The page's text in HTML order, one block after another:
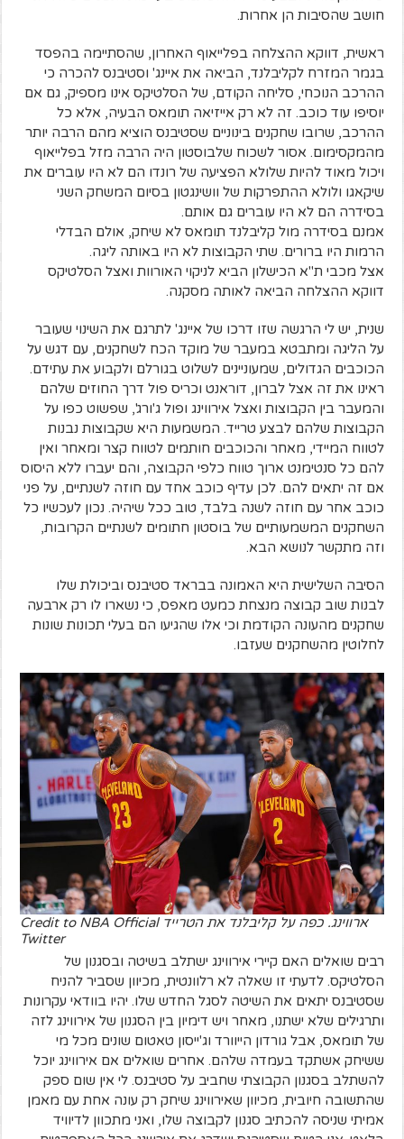
חושב שהסיבות הן אחרות.
ראשית, דווקא ההצלחה בפלייאוף האחרון, שהסתיימה בהפסד
בגמר המזרח לקליבלנד, הביאה את איינג' וסטיבנס להכרה כי
ההרכב הנוכחי, סליחה הקודם, של הסלטיקס אינו מספיק, גם אם
יוסיפו עוד כוכב. זה לא רק אייזיאה תומאס הבעיה, אלא כל
ההרכב, שרובו שחקנים בינוניים שסטיבנס הוציא מהם הרבה יותר
מהמקסימום. אסור לשכוח שלבוסטון היה הרבה מזל בפלייאוף
ויכול מאוד להיות שלולא הפציעה של רונדו הם לא היו עוברים את
שיקאגו ולולא ההתפרקות של וושינגטון בסיום המשחק השני
בסידרה הם לא היו עוברים גם אותם.
אמנם בסידרה מול קליבלנד תומאס לא שיחק, אולם הבדלי
הרמות היו ברורים. שתי הקבוצות לא היו באותה ליגה.
אצל מכבי ת"א הכישלון הביא לניקוי האורוות ואצל הסלטיקס
דווקא ההצלחה הביאה לאותה מסקנה.
שנית, יש לי הרגשה שזו דרכו של איינג' לתרגם את השינוי שעובר
על הליגה ומתבטא במעבר של מוקד הכח לשחקנים, עם דגש על
הכוכבים הגדולים, שמעוניינים לשלוט בגורלם ולקבוע את עתידם.
ראינו את זה אצל לברון, דוראנט וכריס פול דרך החוזים שלהם
והמעבר בין הקבוצות ואצל אירווינג ופול ג'ורג', שפשוט כפו על
הקבוצות שלהם לבצע טרייד. המשמעות היא שקבוצות נבנות
לטווח המיידי, מאחר והכוכבים חותמים לטווח קצר ומאחר ואין
להם כל סנטימנט ארוך טווח כלפי הקבוצה, והם יעברו ללא היסוס
אם זה יתאים להם. לכן עדיף כוכב אחד עם חוזה לשנתיים, על פני
כוכב אחר עם חוזה לשנה בלבד, טוב ככל שיהיה. נכון לעכשיו כל
השחקנים המשמעותיים של בוסטון חתומים לשנתיים הקרובות,
וזה מתקשר לנושא הבא.
הסיבה השלישית היא האמונה בבראד סטיבנס וביכולת שלו
לבנות שוב קבוצה מנצחת כמעט מאפס, כי נשארו לו רק ארבעה
שחקנים מהעונה הקודמת וכי אלו שהגיעו הם בעלי תכונות שונות
לחלוטין מהשחקנים שעזבו.
ארווינג. כפה על קליבלנד את הטרייד Credit to NBA Official
Twitter
רבים שואלים האם קיירי אירווינג ישתלב בשיטה ובסגנון של
הסלטיקס. לדעתי זו שאלה לא רלוונטית, מכיוון שסביר להניח
שסטיבנס יתאים את השיטה לסגל החדש שלו. יהיו בוודאי עקרונות
ותרגילים שלא ישתנו, מאחר ויש דימיון בין הסגנון של אירווינג לזה
של תומאס, אבל גורדון הייוורד וג'ייסון טאטום שונים מכל מי
ששיחק אשתקד בעמדה שלהם. אחרים שואלים אם אירווינג יוכל
להשתלב בסגנון הקבוצתי שחביב על סטיבנס. לי אין שום ספק
שהתשובה חיובית, מכיוון שאירווינג שיחק רק עונה אחת עם מאמן
אמיתי שניסה להכתיב סגנון לקבוצה שלו, ואני מתכוון לדיוויד